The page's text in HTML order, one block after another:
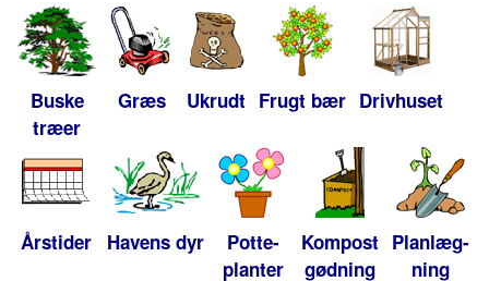
Buske
træer
Græs Ukrudt Frugt bær Drivhuset
Årstider Havens dyr
Potte-
planter
Kompost
gødning
Planlæg-
ning